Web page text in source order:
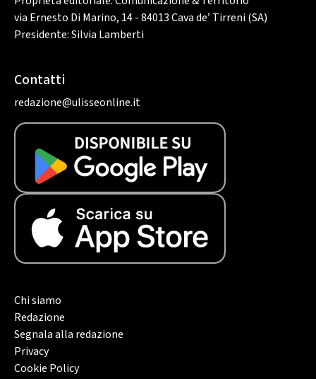
via Ernesto Di Marino, 14 - 84013 Cava de’ Tirreni (SA)
Presidente: Silvia Lamberti
Contatti
redazione@ulisseonline.it
Chi siamo
Redazione
Segnala alla redazione
Privacy
Cookie Policy